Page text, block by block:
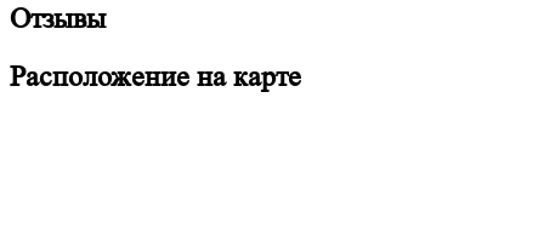
Отзывы
Расположение на карте